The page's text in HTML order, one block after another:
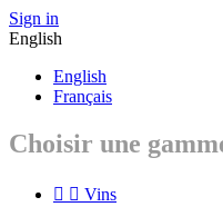
Sign in
English
English
Français
Choisir une
  Vins